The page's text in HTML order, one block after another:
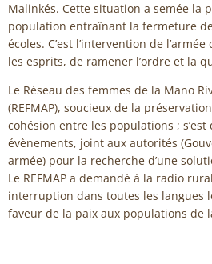
Malinkés. Cette situation a semée la
population entraînant la fermeture
écoles. C’est l’intervention de
les esprits, de ramener l’ordre et la
Le Réseau des femmes de la Mano
(REFMAP), soucieux de la
cohésion entre les populations ;
évènements, joint aux autorités
armée) pour la recherche d’une
Le REFMAP a demandé à la radio
interruption dans toutes les langues
faveur de la paix aux populations de